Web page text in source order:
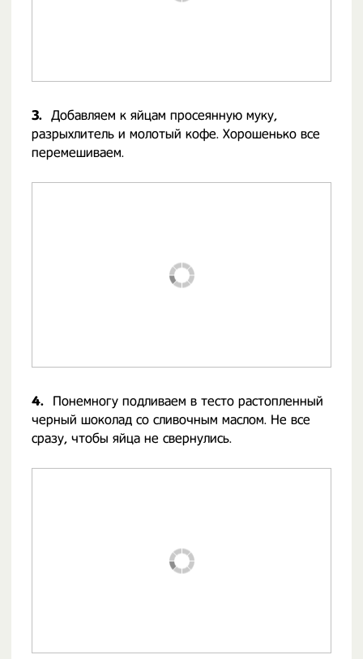
3. Добавляем к яйцам просеянную муку,
разрыхлитель и молотый кофе. Хорошенько все
перемешиваем.
4.
Понемногу подливаем в тесто растопленный
черный шоколад со сливочным маслом. Не все
сразу, чтобы яйца не свернулись.